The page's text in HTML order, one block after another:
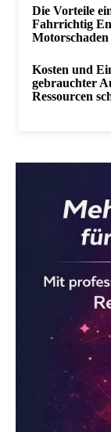
Die Vorteile
Fahrrichtig
Motorschaden
Kosten und
gebrauchter
Ressourcen